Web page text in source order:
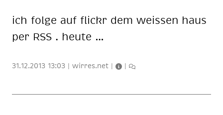
ich fol­ge auf flickr dem weis­sen haus
per RSS . heu­te …
31.12.2013 13:03 | wirres.net | |